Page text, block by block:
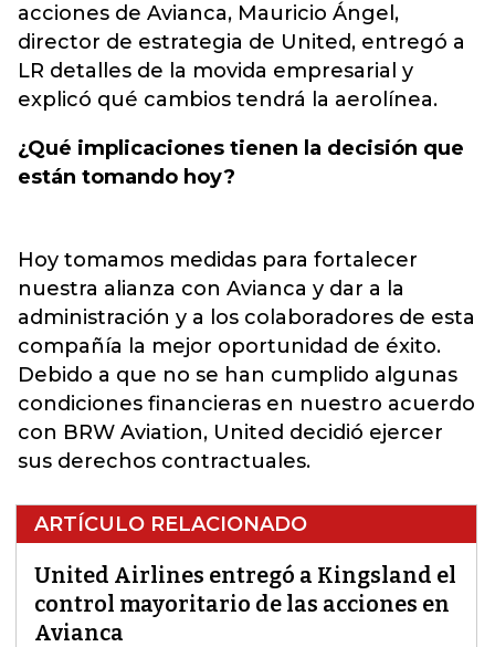
acciones de Avianca, Mauricio Ángel,
director de estrategia de United, entregó a
LR detalles de la movida empresarial y
explicó qué cambios tendrá la aerolínea.
¿Qué implicaciones tienen la decisión que
están tomando hoy?
Hoy tomamos medidas para fortalecer
nuestra alianza con Avianca y dar a la
administración y a los colaboradores de esta
compañía la mejor oportunidad de éxito.
Debido a que no se han cumplido algunas
condiciones financieras en nuestro acuerdo
con BRW Aviation, United decidió ejercer
sus derechos contractuales.
ARTÍCULO RELACIONADO
United Airlines entregó a Kingsland el
control mayoritario de las acciones en
Avianca